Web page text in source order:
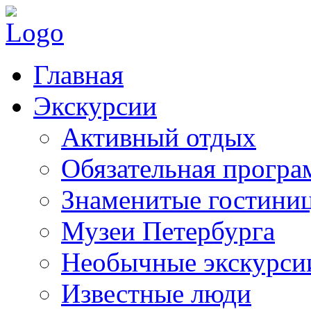
Главная
Экскурсии
Активный отдых
Обязательная
Знаменитые
Музеи Петербурга
Необычные
Известные люди